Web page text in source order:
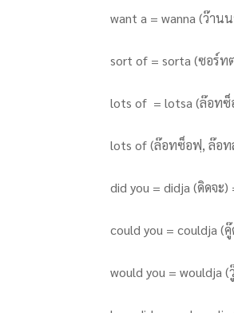
want a = wanna (ว๊าน
sort of = sorta (ซอร์ท
lots of = lotsa (ล๊อทซ็
lots of (ล๊อทซ็อฟฺ, ล๊อ
did you = didja (ดิดจะ)
could you = couldja (
would you = wouldja